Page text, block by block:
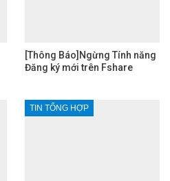
[Thông Báo]Ngừng Tính năng
Đăng ký mới trên Fshare
TIN TỔNG HỢP